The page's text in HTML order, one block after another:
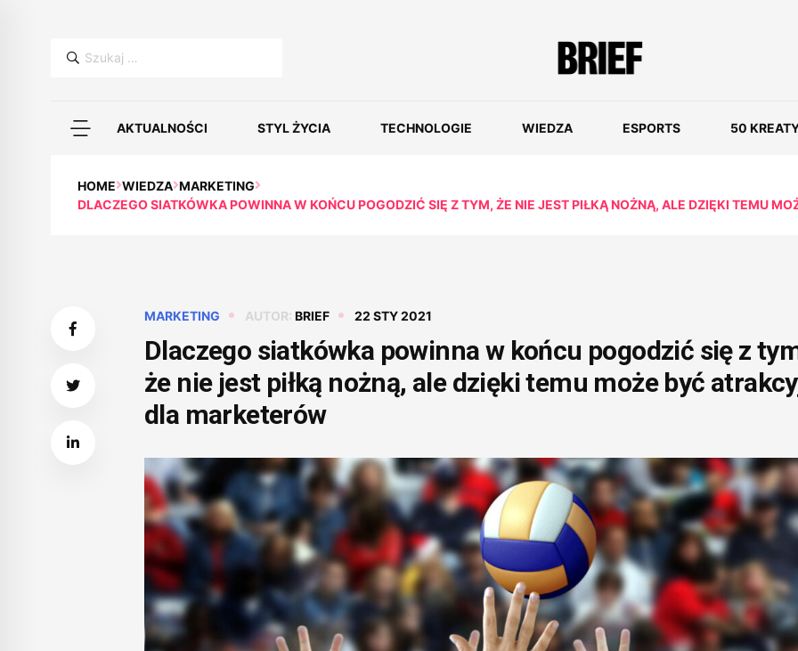
Szukaj:
AKTUALNOŚCI STYL ŻYCIA TECHNOLOGIE WIEDZA ESPORTS 50
HOME WIEDZA MARKETING
DLACZEGO SIATKÓWKA POWINNA W KOŃCU POGODZIĆ SIĘ Z TYM, ŻE NIE JEST PIŁKĄ NOŻNĄ, ALE DZIĘKI TEMU
MARKETING AUTOR: BRIEF 22 STY 2021
Dlaczego siatkówka powinna w końcu pogodzić się z
że nie jest piłką nożną, ale dzięki temu może być
dla marketerów